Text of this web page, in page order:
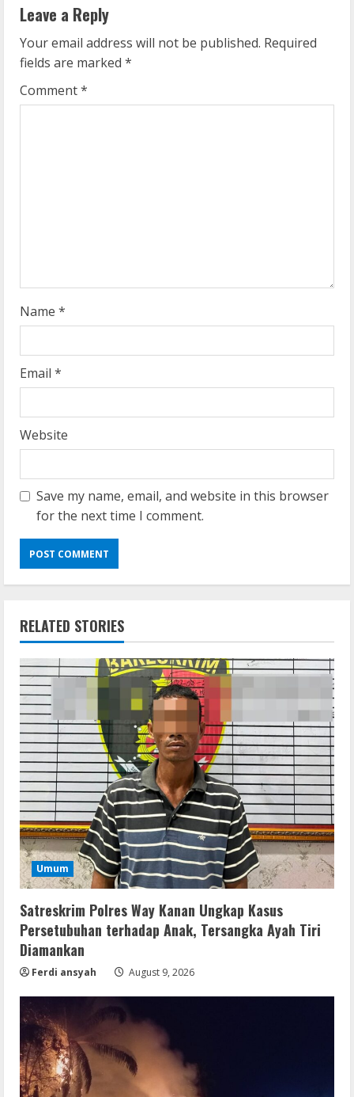
n
u
e
n
g
Leave a Reply
Your email address will not be published. Required
fields are marked *
Comment*
Name *
Email *
Website
Save my name, email, and website in this browser
for the next time I comment.
RELATED STORIES
Umum
Satreskrim Polres Way Kanan Ungkap Kasus
Persetubuhan terhadap Anak, Tersangka Ayah Tiri
Diamankan
Ferdi ansyah August 9, 2026